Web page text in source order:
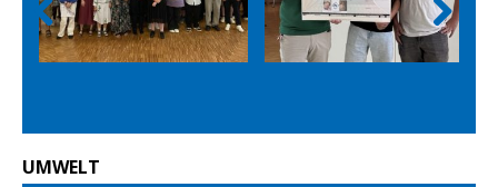
Prev
ious
Nex
t
UMWELT